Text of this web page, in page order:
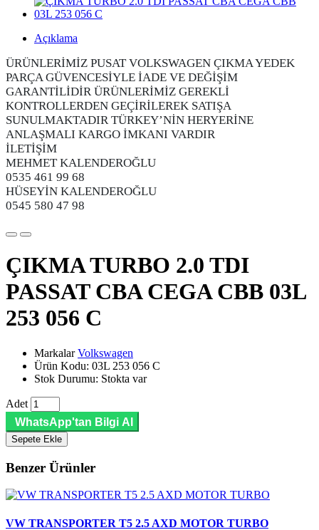
Açıklama
ÜRÜNLERİMİZ PUSAT VOLKSWAGEN ÇIKMA YEDEK
PARÇA GÜVENCESİYLE İADE VE DEĞİŞİM
GARANTİLİDİR ÜRÜNLERİMİZ GEREKLİ
KONTROLLERDEN GEÇİRİLEREK SATIŞA
SUNULMAKTADIR TÜRKEY’NİN HERYERİNE
ANLAŞMALI KARGO İMKANI VARDIR
İLETİŞİM
MEHMET KALENDEROĞLU
0535 461 99 68
HÜSEYİN KALENDEROĞLU
0545 580 47 98
ÇIKMA TURBO 2.0 TDI
PASSAT CBA CEGA CBB 03L
253 056 C
MarkalarVolkswagen
Ürün Kodu: 03L 253 056 C
Stok Durumu: Stokta var
Adet
WhatsApp'tan Bilgi Al
Sepete Ekle
Benzer Ürünler
VW TRANSPORTER T5 2.5 AXD MOTOR TURBO